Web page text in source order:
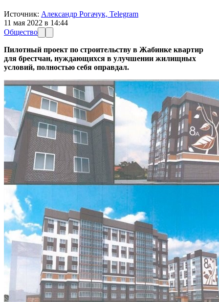
Источник: Александр Рогачук, Telegram
11 мая 2022 в 14:44
Общество
Пилотный проект по строительству в Жабинке квартир
для брестчан, нуждающихся в улучшении жилищных
условий, полностью себя оправдал.